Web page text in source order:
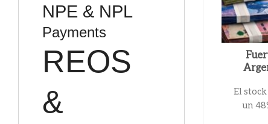
NPE & NPL
Payments
REOS
&
El
un